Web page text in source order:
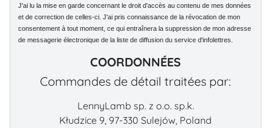
J'ai lu la mise en garde concernant le droit d'accès au contenu de mes données
et de correction de celles-ci. J'ai pris connaissance de la révocation de mon
consentement à tout moment, ce qui entraînera la suppression de mon adresse
de messagerie électronique de la liste de diffusion du service d'infolettres.
COORDONNÉES
Commandes de détail traitées par:
LennyLamb sp. z o.o. sp.k.
Kłudzice 9, 97-330 Sulejów, Poland